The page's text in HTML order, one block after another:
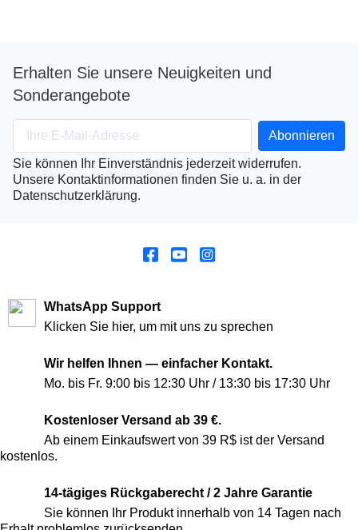
Erhalten Sie unsere Neuigkeiten und
Sonderangebote
Sie können Ihr Einverständnis jederzeit widerrufen.
Unsere Kontaktinformationen finden Sie u. a. in der
Datenschutzerklärung.
WhatsApp Support
Klicken Sie hier, um mit uns zu sprechen
Wir helfen Ihnen — einfacher Kontakt.
Mo. bis Fr. 9:00 bis 12:30 Uhr / 13:30 bis 17:30 Uhr
Kostenloser Versand ab 39 €.
Ab einem Einkaufswert von 39 R$ ist der Versand
kostenlos.
14-tägiges Rückgaberecht / 2 Jahre Garantie
Sie können Ihr Produkt innerhalb von 14 Tagen nach